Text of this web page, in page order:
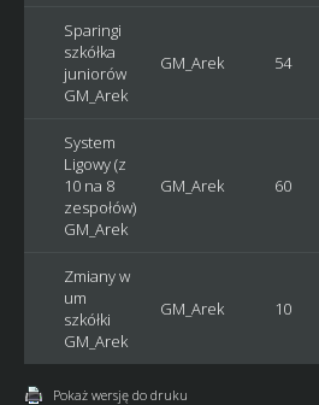
Sparingi
szkółka
juniorów
GM_Arek
GM_Arek 54
System
Ligowy (z
10 na 8
zespołów)
GM_Arek
GM_Arek 60
Zmiany w
um
szkółki
GM_Arek
GM_Arek 10
Pokaż wersję do druku